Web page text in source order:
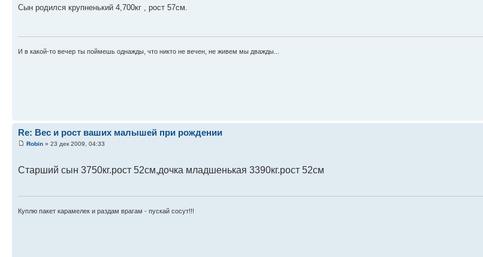
Сын родился крупненький 4,700кг , рост 57см.
И в какой-то вечер ты поймешь однажды, что никто не вечен, не живем мы дважды...
Re: Вес и рост ваших малышей при рождении
Robin » 23 дек 2009, 04:33
Старший сын 3750кг.рост 52см,дочка младшенькая 3390кг.рост 52см
Куплю пакет карамелек и раздам врагам - пускай сосут!!!